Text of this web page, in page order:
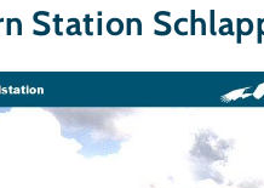
Station